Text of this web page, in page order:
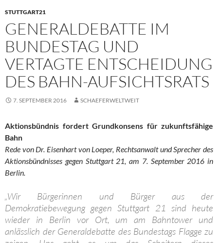
STUTTGART21
GENERALDEBATTE IM
BUNDESTAG UND
VERTAGTE ENTSCHEIDUNG
DES BAHN-AUFSICHTSRATS
7. SEPTEMBER 2016 SCHAEFERWELTWEIT
Aktionsbündnis fordert Grundkonsens für zukunftsfähige
Bahn
Rede von Dr. Eisenhart von Loeper, Rechtsanwalt und Sprecher des
Aktionsbündnisses gegen Stuttgart 21, am 7. September 2016 in
Berlin.
„Wir Bürgerinnen und Bürger aus der
Demokratiebewegung gegen Stuttgart 21 sind heute
wieder in Berlin vor Ort, um am Bahntower und
anlässlich der Generaldebatte des Bundestags Flagge zu